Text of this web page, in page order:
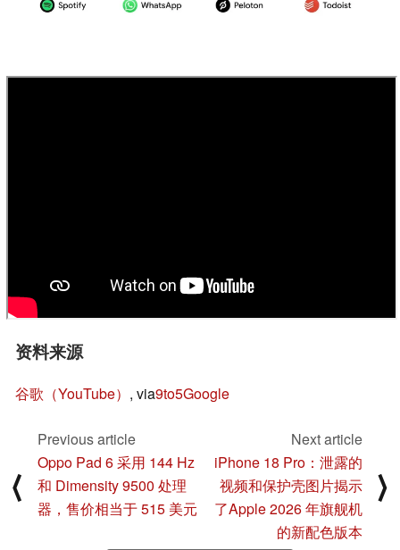
资料来源
谷歌（YouTube） , via9to5Google
⟨
Previous article
Oppo Pad 6 采用 144 Hz
和 Dimensity 9500 处理
器，售价相当于 515 美元
Next article
iPhone 18 Pro：泄露的
视频和保护壳图片揭示
了Apple 2026 年旗舰机
的新配色版本
⟩